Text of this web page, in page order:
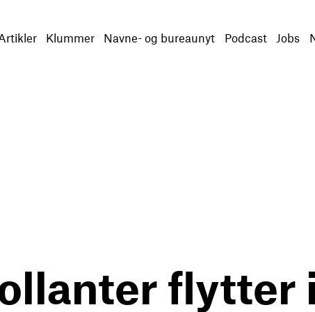
Klummer Navne- og bureaunyt Podcast Jobs
flytter